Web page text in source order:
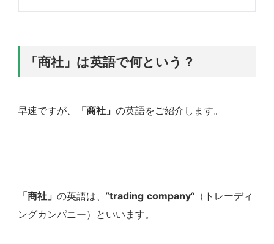
「商社」は英語で何という？
早速ですが、 「商社」 の英語をご紹介します。
「商社」 の英語は、”trading company“（トレーディ
ングカンパニー）といいます。